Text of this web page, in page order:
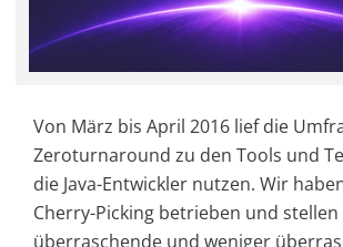
Von März bis April 2016 lief die
Zeroturnaround zu den Tools und
die Java-Entwickler nutzen. Wir
Cherry-Picking betrieben und stellen
überraschende und weniger